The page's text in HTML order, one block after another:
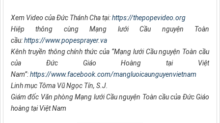
Xem Video của Đức Thánh Cha tại:https://thepopevideo.org
Hiệp thông cùng Mạng lưới Cầu nguyện Toàn
cầu:https://www.popesprayer.va
Kênh truyền thông chính thức của “Mạng lưới Cầu nguyện Toàn cầu
của Đức Giáo Hoàng tại Việt
Nam”:https://www.facebook.com/mangluoicaunguyenvietnam
Linh mục Tôma Vũ Ngọc Tín, S.J.
Giám đốc Văn phòng Mạng lưới Cầu nguyện Toàn cầu của Đức Giáo
hoàng tại Việt Nam